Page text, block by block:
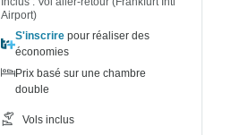
Airport)
S'inscrire pour réaliser des
économies
Prix basé sur une chambre
double
Vols inclus